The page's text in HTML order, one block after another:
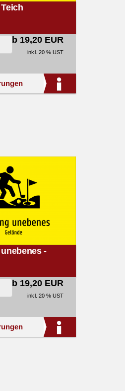
ab 19,20 EUR
inkl. 20 % UST
-
ab 19,20 EUR
inkl. 20 % UST